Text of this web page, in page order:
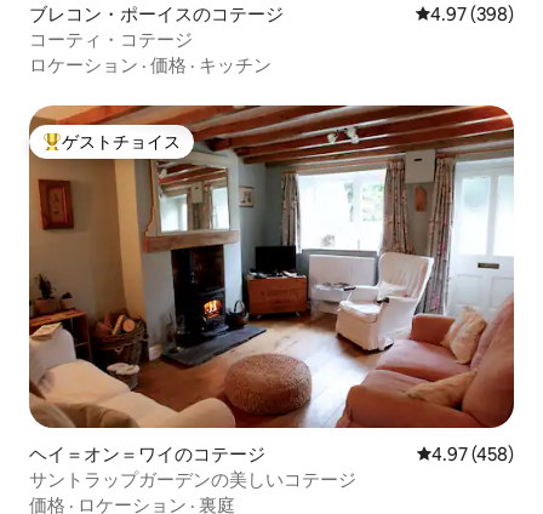
ブレコン・ポーイスのコテージ レビュー398
4.97 (398)
コーティ・コテージ
ロケーション · 価格 · キッチン
大好評のゲストチョイスです。
ゲストチョイス
ヘイ＝オン＝ワイのコテージ レビュー458
4.97 (458)
サントラップガーデンの美しいコテージ
価格 · ロケーション · 裏庭